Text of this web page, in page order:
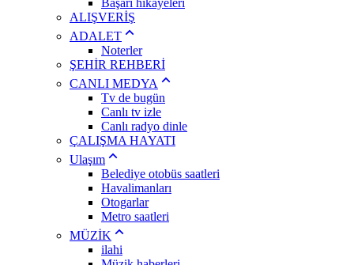
Başarı hikayeleri
ALIŞVERİŞ
ADALET
Noterler
ŞEHİR REHBERİ
CANLI MEDYA
Tv de bugün
Canlı tv izle
Canlı radyo dinle
ÇALIŞMA HAYATI
Ulaşım
Belediye otobüs saatleri
Havalimanları
Otogarlar
Metro saatleri
MÜZİK
ilahi